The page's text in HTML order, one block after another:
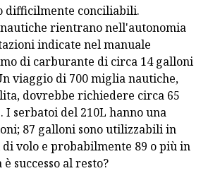
difficilmente conciliabili.
rientrano nell'autonomia
indicate nel manuale
di carburante di circa 14 galloni
viaggio di 700 miglia nautiche,
dovrebbe richiedere circa 65
serbatoi del 210L hanno una
87 galloni sono utilizzabili in
volo e probabilmente 89 o più in
successo al resto?